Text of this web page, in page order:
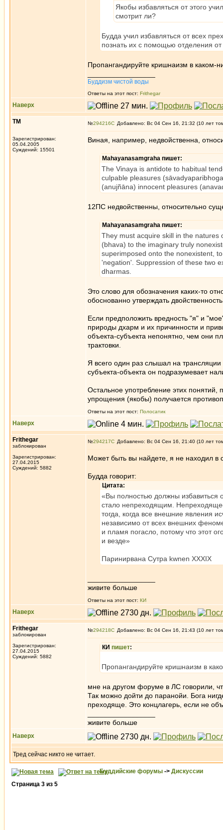
Якобы избавляться от этого
смотрит ли?
Будда учил избавляться от всех
познать их с помощью отделения от
Пропангандируйте кришнаизм в каком-
Буддизм чистой воды
Ответы на этот пост: Frithegar
Наверх
ТМ
Зарегистрирован:
05.04.2005
Суждений: 15501
№294216 Добавлено: Вс 04 Сен 16, 21:32 (10 лет
Виная, например, недвойственна,
Mahayanasamgraha пишет:
The Vinaya is antidote to habitual
culpable pleasures
(anujñāna) innocent pleasures
12ПС недвойственны, относительно
Mahayanasamgraha пишет:
They must acquire skill in the
(bhava) to the imaginary truly
superimposed onto the nonexistent,
'negation'. Suppression of these two
dharmas.
Это слово для обозначения каких-то
обоснованно утверждать
Если предположить вредность "я" и
природы дхарм и их причинности и
объекта-субъекта непонятно, чем они
трактовки.
Я всего один раз слышал на
субъекта-объекта он подразумевает
Остальное употребление этих понятий,
упрощения (якобы) получается
Ответы на этот пост: Полосатик
Наверх
Frithegar
заблокирован
Зарегистрирован:
27.04.2015
Суждений: 5882
№294217 Добавлено: Вс 04 Сен 16, 21:40 (10 лет
Может быть вы найдете, я не находил в
Будда говорит:
Цитата:
«Вы полностью должны избавиться
стало непреходящим.
тогда, когда все внешние явления
независимо от всех внешних
и пламя погасло, потому что этот
и везде»
Паринирвана Сутра kwnen XXXIX
живите больше
Ответы на этот пост: КИ
Наверх
Frithegar
заблокирован
Зарегистрирован:
27.04.2015
Суждений: 5882
№294218 Добавлено: Вс 04 Сен 16, 21:43 (10 лет
КИ пишет:
Пропангандируйте кришнаизм в
мне на другом форуме в ЛС говорили,
Так можно дойти до паранойи. Бога
преходяще. Это концлагерь, если не
живите больше
Наверх
Тред сейчас никто не читает.
Буддийские форумы -> Дискуссии
Страница 3 из 5